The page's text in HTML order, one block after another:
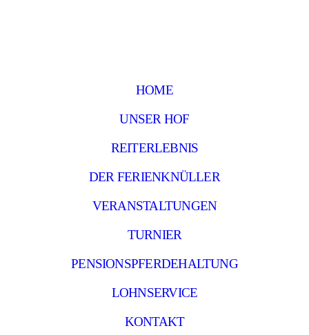
HOME
UNSER HOF
REITERLEBNIS
DER FERIENKNÜLLER
VERANSTALTUNGEN
TURNIER
PENSIONSPFERDEHALTUNG
LOHNSERVICE
KONTAKT